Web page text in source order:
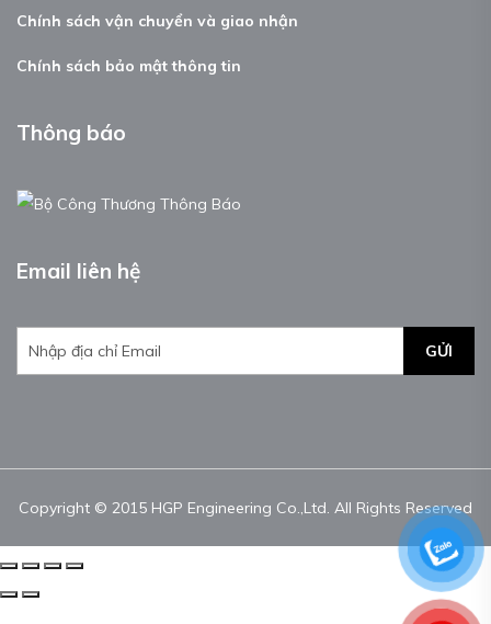
Chính sách vận chuyển và giao nhận
Chính sách bảo mật thông tin
Thông báo
Email liên hệ
GỬI
Copyright © 2015 HGP Engineering Co.,Ltd. All Rights Reserved